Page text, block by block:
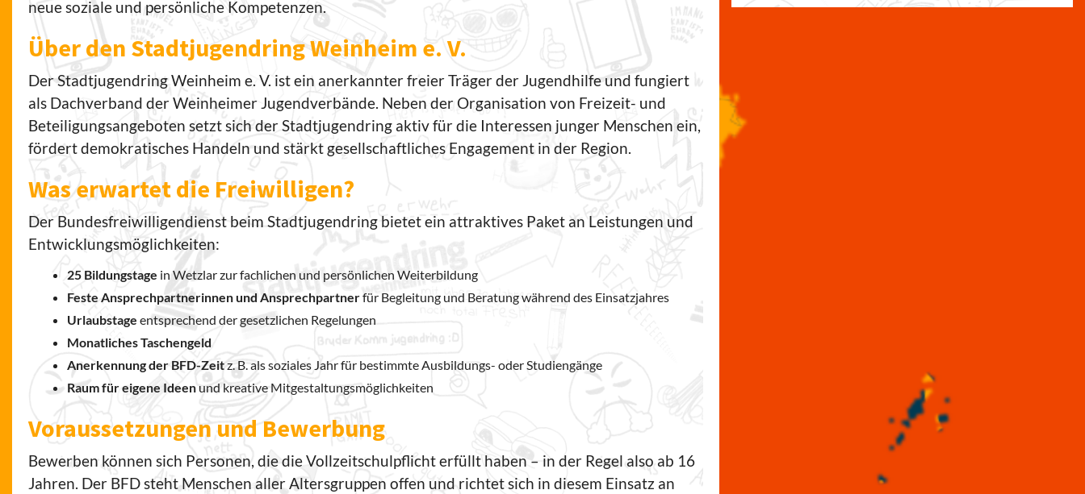
neue soziale und persönliche Kompetenzen.
Über den Stadtjugendring Weinheim e. V.
Der Stadtjugendring Weinheim e. V. ist ein anerkannter freier Träger der Jugendhilfe und fungiert
als Dachverband der Weinheimer Jugendverbände. Neben der Organisation von Freizeit- und
Beteiligungsangeboten setzt sich der Stadtjugendring aktiv für die Interessen junger Menschen ein,
fördert demokratisches Handeln und stärkt gesellschaftliches Engagement in der Region.
Was erwartet die Freiwilligen?
Der Bundesfreiwilligendienst beim Stadtjugendring bietet ein attraktives Paket an Leistungen und
Entwicklungsmöglichkeiten:
25 Bildungstage in Wetzlar zur fachlichen und persönlichen Weiterbildung
Feste Ansprechpartnerinnen und Ansprechpartnerfür Begleitung und Beratung während des Einsatzjahres
Urlaubstage entsprechend der gesetzlichen Regelungen
Monatliches Taschengeld
Anerkennung der BFD-Zeitz. B. als soziales Jahr für bestimmte Ausbildungs- oder Studiengänge
Raum für eigene Ideen und kreative Mitgestaltungsmöglichkeiten
Voraussetzungen und Bewerbung
Bewerben können sich Personen, die die Vollzeitschulpflicht erfüllt haben – in der Regel also ab 16
Jahren. Der BFD steht Menschen aller Altersgruppen offen und richtet sich in diesem Einsatz an